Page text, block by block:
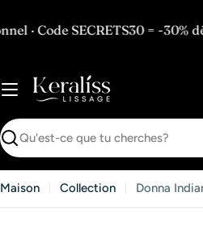
au · Code SECRETS30 = -30%
Recherche
Maison Collection Donna